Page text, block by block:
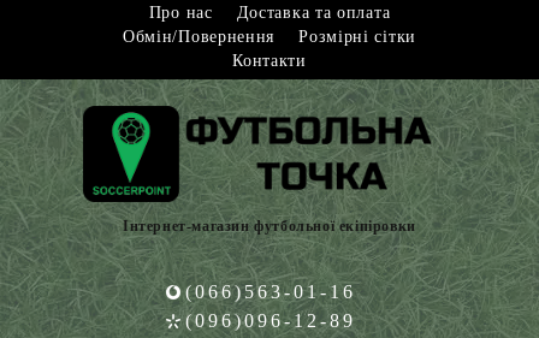
Про нас
Доставка та оплата
Обмін/Повернення
Розмірні сітки
Контакти
Інтернет-магазин футбольної екіпіровки
(066)563-01-16
(096)096-12-89